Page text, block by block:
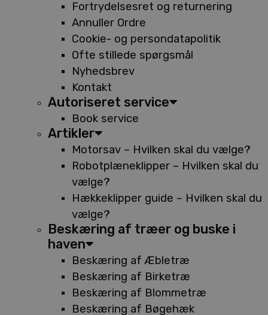
Fortrydelsesret og returnering
Annuller Ordre
Cookie- og persondatapolitik
Ofte stillede spørgsmål
Nyhedsbrev
Kontakt
Autoriseret service
Book service
Artikler
Motorsav – Hvilken skal du vælge?
Robotplæneklipper – Hvilken skal du
vælge?
Hækkeklipper guide – Hvilken skal du
vælge?
Beskæring af træer og buske i
haven
Beskæring af Æbletræ
Beskæring af Birketræ
Beskæring af Blommetræ
Beskæring af Bøgehæk